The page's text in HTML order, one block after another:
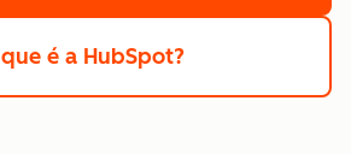
é a HubSpot?